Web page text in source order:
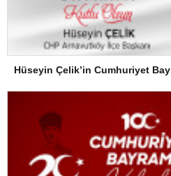
Hüseyin Çelik’in Cumhuriyet